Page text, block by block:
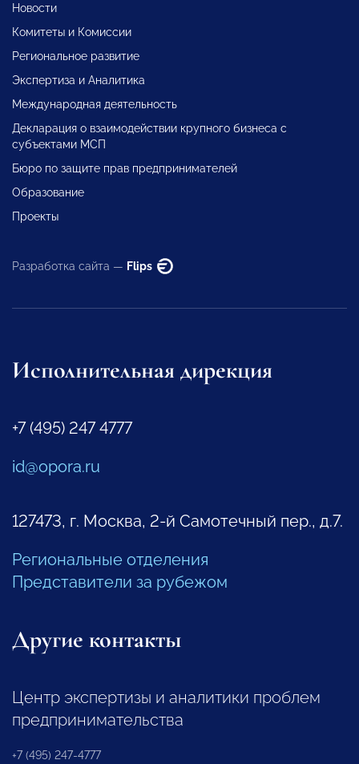
Новости
Комитеты и Комиссии
Региональное развитие
Экспертиза и Аналитика
Международная деятельность
Декларация о взаимодействии крупного бизнеса с
субъектами МСП
Бюро по защите прав предпринимателей
Образование
Проекты
Разработка сайта — Flips
Исполнительная дирекция
+7 (495) 247 4777
id@opora.ru
127473, г. Москва, 2-й Самотечный пер., д.7.
Региональные отделения
Представители за рубежом
Другие контакты
Центр экспертизы и аналитики проблем
предпринимательства
+7 (495) 247-4777